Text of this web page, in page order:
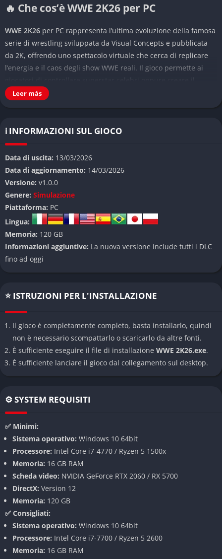
🔥 Che cos’è WWE 2K26 per PC
WWE 2K26 per PC rappresenta l’ultima evoluzione della famosa
serie di wrestling sviluppata da Visual Concepts e pubblicata
da 2K, offrendo uno spettacolo virtuale che cerca di replicare
l’energia e il caos degli show WWE reali. Il gioco permette ai
proprio wrestler e affrontare rivalità spettacolari sul ring.
sembrare parte di un vero evento sportivo. Anche chi non
grazie al ritmo veloce e alle mosse spettacolari.
👉 Caratteristiche principali di WWE 2K26
Roster ricco di superstar
Il gioco include numerosi wrestler della WWE moderna insieme
possiede mosse iconiche, animazioni specifiche e un’entrata
scenografica che ricrea lo spettacolo televisivo.
contrattacchi. Le mosse finali risultano spettacolari e spesso
cambiano completamente l’andamento di un incontro.
Modalità creazione avanzata
personalizzati con grande libertà. I giocatori possono anche
creare arene o condividere contenuti con la community online.
Modalità di gioco
Modalità carriera
La modalità carriera racconta il percorso di un wrestler creato
dal giocatore che cerca di diventare una superstar della WWE
partendo dalle categorie più basse.
Altre modalità
Match veloci per partite immediate.
Leer más
ℹ️ INFORMAZIONI SUL GIOCO
Data di uscita: 13/03/2026
Data di aggiornamento: 14/03/2026
Versione: v1.0.0
Genere: Simulazione
Piattaforma: PC
Lingua:
Memoria: 120 GB
Informazioni aggiuntive: La nuova versione include tutti i DLC
fino ad oggi
⭐ ISTRUZIONI PER L'INSTALLAZIONE
Il gioco è completamente completo, basta installarlo, quindi
non è necessario scompattarlo o scaricarlo da altre fonti.
È sufficiente eseguire il file di installazione WWE 2K26.exe.
È sufficiente lanciare il gioco dal collegamento sul desktop.
⚙️ SYSTEM REQUISITI
✅ Minimi:
Sistema operativo: Windows 10 64bit
Processore: Intel Core i7-4770 / Ryzen 5 1500x
Memoria: 16 GB RAM
Scheda video: NVIDIA GeForce RTX 2060 / RX 5700
DirectX: Version 12
Memoria: 120 GB
✅ Consigliati:
Sistema operativo: Windows 10 64bit
Processore: Intel Core i7-7700 / Ryzen 5 2600
Memoria: 16 GB RAM